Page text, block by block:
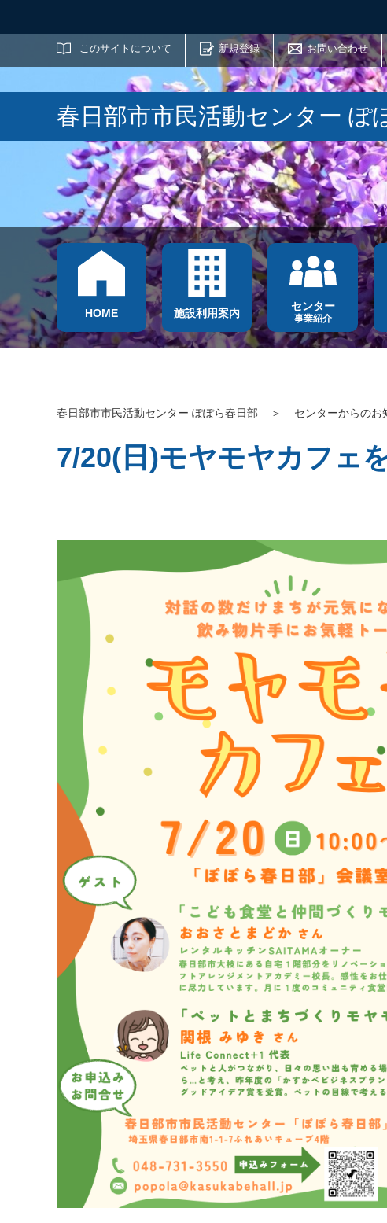
このサイトについて 新規登録 お問い合わせ
サイト内検索
春日部市市民活動センター ぽ
HOME 施設利用案内
センター
事業紹介
春日部市市民活動センター ぽぽら春日部 ＞ センターからのお
7/20(日)モヤモヤカフェ